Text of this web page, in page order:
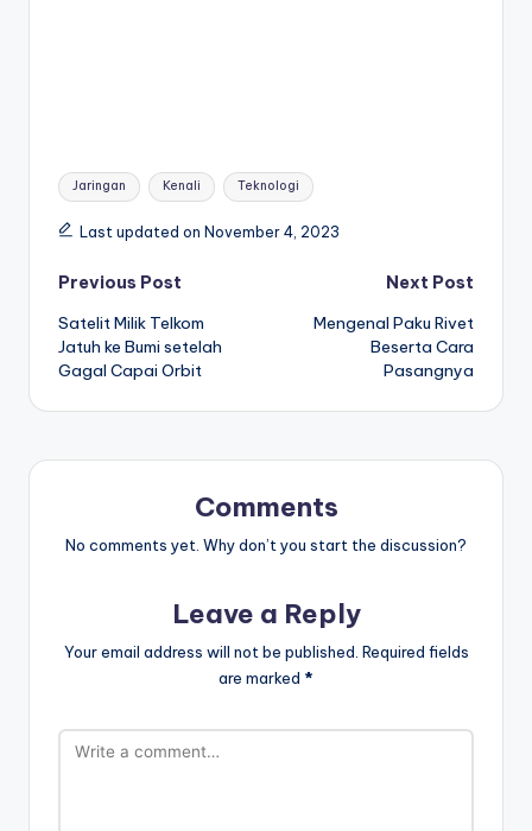
Tags:
Jaringan Kenali Teknologi
Last updated on November 4, 2023
Post
navigation
Previous Post
Satelit Milik Telkom
Jatuh ke Bumi setelah
Gagal Capai Orbit
Next Post
Mengenal Paku Rivet
Beserta Cara
Pasangnya
Comments
No comments yet. Why don’t you start the discussion?
Leave a Reply
Your email address will not be published. Required fields
are marked *